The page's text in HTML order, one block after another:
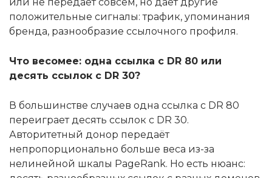
или не передаёт совсем, но даёт другие
положительные сигналы: трафик, упоминания
бренда, разнообразие ссылочного профиля.
Что весомее: одна ссылка с DR 80 или
десять ссылок с DR 30?
В большинстве случаев одна ссылка с DR 80
переиграет десять ссылок с DR 30.
Авторитетный донор передаёт
непропорционально больше веса из-за
нелинейной шкалы PageRank. Но есть нюанс: